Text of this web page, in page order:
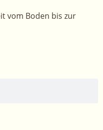
vom Boden bis zur